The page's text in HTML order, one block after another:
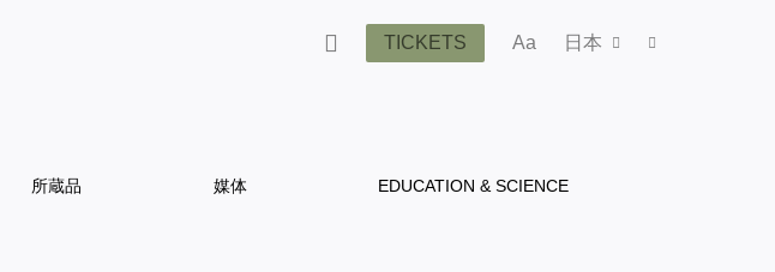
TICKETS Aa 日本
所蔵品 媒体 EDUCATION & SCIENCE